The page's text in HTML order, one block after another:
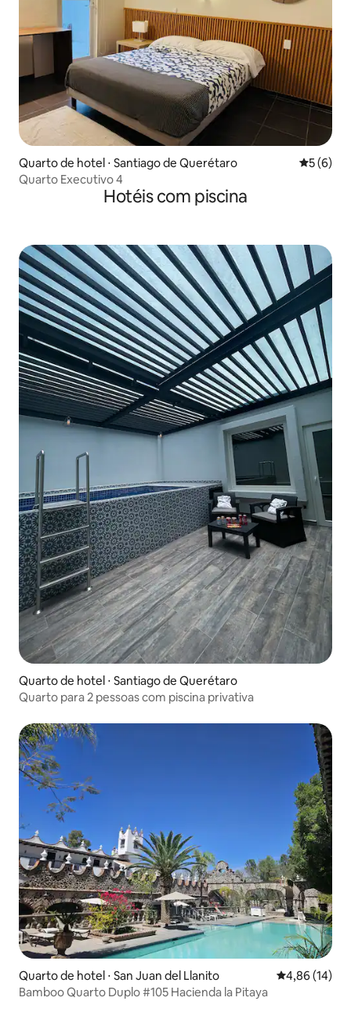
Quarto de hotel ⋅ Santiago de Querétaro 5 de
5 (6)
Quarto Executivo 4
Hotéis com piscina
Quarto de hotel ⋅ Santiago de Querétaro
Quarto para 2 pessoas com piscina privativa
Quarto de hotel ⋅ San Juan del Llanito 4,86 de uma
4,86 (14)
Bamboo Quarto Duplo #105 Hacienda la Pitaya